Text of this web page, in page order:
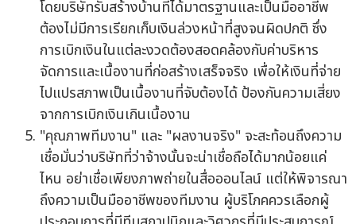
โดยบริษัทรับสร้างบ้านที่ได้มาตรฐานและเป็นมืออาชีพ
ต้องไม่มีการเรียกเก็บเงินล่วงหน้าที่สูงจนผิดปกติ ซึ่ง
การเบิกเงินในแต่ละงวดต้องสอดคล้องกับค่าบริหาร
จัดการและเนื้องานที่ก่อสร้างเสร็จจริง เพื่อให้เงินที่จ่าย
ไปแปรสภาพเป็นเนื้องานที่จับต้องได้ ป้องกันความเสี่ยง
จากการเบิกเงินเกินเนื้องาน
"คุณภาพทีมงาน" และ "ผลงานจริง" จะสะท้อนถึงความ
เชื่อมั่นว่าบริษัทที่ว่าจ้างนั้นจะน่าเชื่อถือได้มากน้อยแค่
ไหน อย่าเชื่อเพียงภาพถ่ายในสื่อออนไลน์ แต่ให้พิจารณา
ถึงความเป็นมืออาชีพของทีมงาน ผู้บริโภคควรเลือกผู้